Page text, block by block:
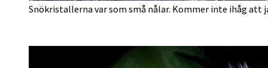
Snökristallerna var som små nålar. Kommer inte ihåg att